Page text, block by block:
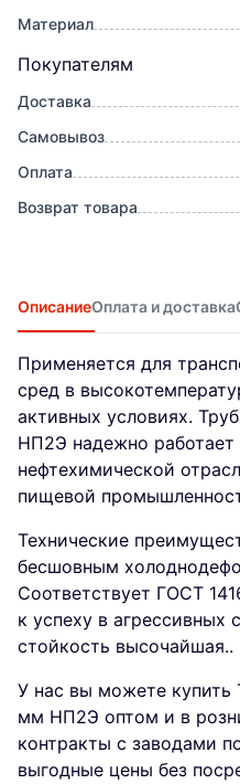
Материал
Покупателям
Доставка
Самовывоз
Оплата
Возврат товара
ОписаниеОплата и доставка
Применяется для
сред в
активных условиях.
НП2Э надежно работает
нефтехимической
пищевой
Технические
бесшовным
Соответствует ГОСТ
к успеху в агрессивных
стойкость высочайшая..
У нас вы можете купить
мм НП2Э оптом и в
контракты с заводами
выгодные цены без